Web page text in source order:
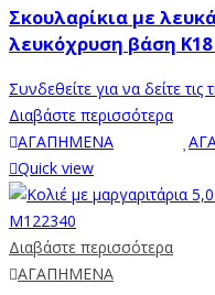
Σκουλαρίκια με
λευκόχρυση βάση Κ18
Συνδεθείτε για να δείτε τις
Διαβάστε περισσότερα
ΑΓΑΠΗΜΕΝΑ
Quick view
Διαβάστε περισσότερα
ΑΓΑΠΗΜΕΝΑ